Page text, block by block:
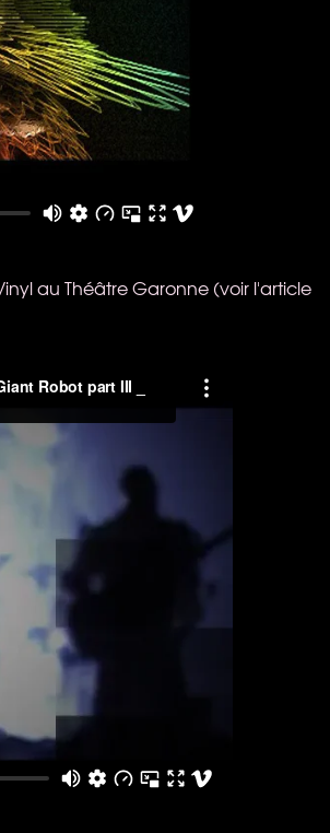
au Théâtre Garonne (voir l'article